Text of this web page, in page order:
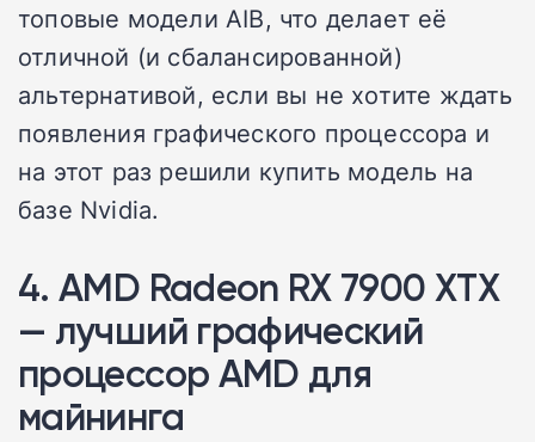
топовые модели AIB, что делает её
отличной (и сбалансированной)
альтернативой, если вы не хотите ждать
появления графического процессора и
на этот раз решили купить модель на
базе Nvidia.
4. AMD Radeon RX 7900 XTX
— лучший графический
процессор AMD для
майнинга